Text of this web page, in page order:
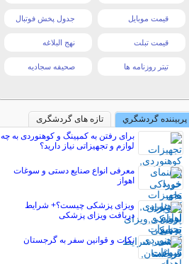
قیمت موبایل جدول پخش فوتبال
قیمت تبلت نهج البلاغه
تیتر روزنامه ها صحیفه سجادیه
پربیننده گردشگري
تازه های گردشگری
برای رفتن به کمپینگ و کوهنوردی به چه
لوازم و تجهیزاتی نیاز دارید؟
معرفی انواع صنایع دستی و سوغات
اهواز
ویزای پزشکی چیست؟+ شرایط
دریافت ویزای پزشکی
نکات و قوانین سفر به گرجستان